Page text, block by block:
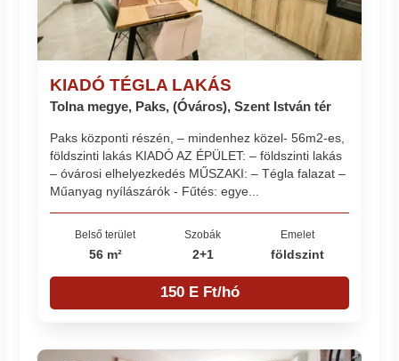
KIADÓ TÉGLA LAKÁS
Tolna megye, Paks, (Óváros), Szent István tér
Paks központi részén, – mindenhez közel- 56m2-es,
földszinti lakás KIADÓ AZ ÉPÜLET: – földszinti lakás
– óvárosi elhelyezkedés MŰSZAKI: – Tégla falazat –
Műanyag nyílászárók - Fűtés: egye...
Belső terület
56 m²
Szobák
2+1
Emelet
földszint
150 E Ft/hó